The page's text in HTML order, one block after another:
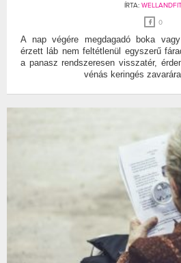
ÍRTA:
0
A nap végére megdagadó boka
érzett láb nem feltétlenül egyszerű
a panasz rendszeresen visszatér,
vénás keringés